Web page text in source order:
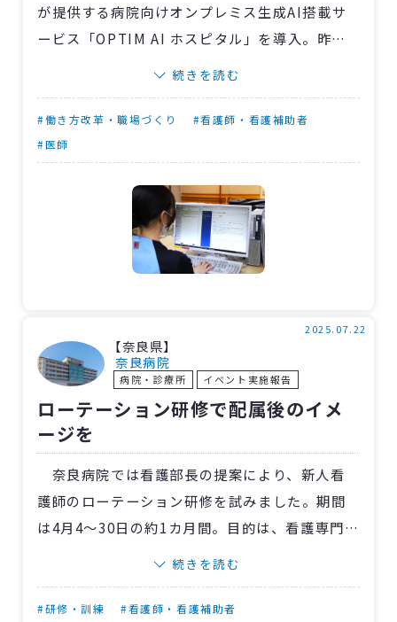
が提供する病院向けオンプレミス生成AI搭載サ
ービス「OPTIM AI ホスピタル」を導入。昨年
12月からのテスト運用を経て、5月15日に正式稼
これまで当院では、看護サマリーや診療情報
提供書の作成に多くの時間が割かれ、医師や看
とが課題となっていました。
「OPTIM AI ホスピタル」を導入した結果、
当院では12日以上の入院患者の退院時看護サマ
リー作成において、その84%を同サービスが支
功しました 。こうした文書作成業務の効率化に
より、看護師の作業時間が大幅に短縮され、よ
り質の高い患者ケアに時間を充てることが可能
になりました。
続きを読む
#働き方改革・職場づくり
#看護師・看護補助者
#医師
【奈良県】
奈良病院
病院・診療所 イベント実施報告
2025.07.22
ローテーション研修で配属後のイメ
ージを
奈良病院では看護部長の提案により、新人看
護師のローテーション研修を試みました。期間
は4月4～30日の約1カ月間。目的は、看護専門職
として職場イメージを獲得し、働く自分の姿を
和することでした。
続きを読む
#研修・訓練 #看護師・看護補助者